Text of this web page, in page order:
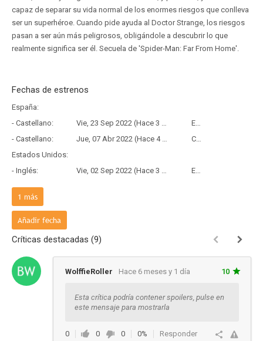
capaz de separar su vida normal de los enormes riesgos que conlleva
ser un superhéroe. Cuando pide ayuda al Doctor Strange, los riesgos
pasan a ser aún más peligrosos, obligándole a descubrir lo que
realmente significa ser él. Secuela de 'Spider-Man: Far From Home'.
Fechas de estrenos
España:
- Castellano:
Vie, 23 Sep 2022 (Hace 3 años y 10 meses)
Estreno
- Castellano:
Jue, 07 Abr 2022 (Hace 4 años y 4 meses)
Copia Física
Estados Unidos:
- Inglés:
Vie, 02 Sep 2022 (Hace 3 años y 11 meses)
Estreno
Francia:
- Frances:
1 más
Añadir fecha
Críticas destacadas (9)
WolffieRoller Hace 6 meses y 1 día 10
Esta crítica podría contener spoilers, pulse en
este mensaje para mostrarla
0 0 0 0% Responder